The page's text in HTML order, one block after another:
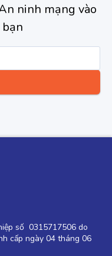
ninh mạng vào
số 0315717506 do
cấp ngày 04 tháng 06